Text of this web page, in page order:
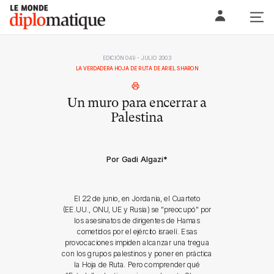
Skip
content
Le monde diplomatique
EDICIÓN 049 - JULIO 2003
LA VERDADERA HOJA DE RUTA DE ARIEL SHARON
Un muro para encerrar a
Palestina
Por Gadi Algazi*
El 22 de junio, en Jordania, el Cuarteto
(EE.UU., ONU, UE y Rusia) se "preocupó" por
los asesinatos de dirigentes de Hamas
cometidos por el ejército israelí. Esas
provocaciones impiden alcanzar una tregua
con los grupos palestinos y poner en práctica
la Hoja de Ruta. Pero comprender qué